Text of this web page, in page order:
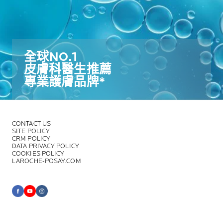
全球NO.1​
皮膚科醫生推薦​
專業護膚品牌*​
CONTACT US
SITE POLICY
CRM POLICY
DATA PRIVACY POLICY
COOKIES POLICY
LAROCHE-POSAY.COM